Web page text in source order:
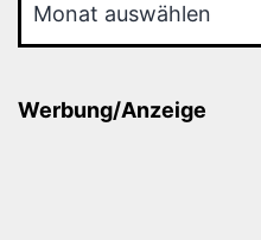
Werbung/Anzeige